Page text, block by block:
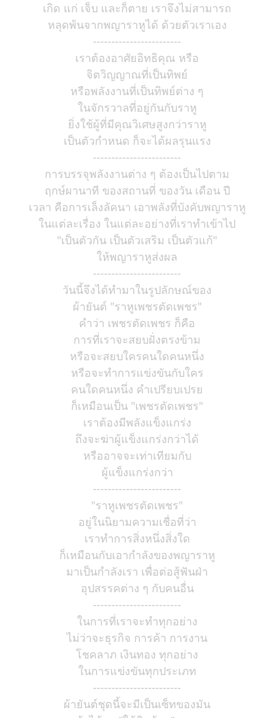
เกิด แก่ เจ็บ และก็ตาย เราจึงไม่สามารถ
หลุดพ้นจากพญาราหูได้ ด้วยตัวเราเอง
------------------------
เราต้องอาศัยอิทธิคุณ หรือ
จิตวิญญาณที่เป็นทิพย์
หรือพลังงานที่เป็นทิพย์ต่าง ๆ
ในจักรวาลที่อยู่กันกับราหู
ยิ่งใช้ผู้ที่มีคุณวิเศษสูงกว่าราหู
เป็นตัวกำหนด ก็จะได้ผลรุนแรง
------------------------
การบรรจุพลังงานต่าง ๆ ต้องเป็นไปตาม
ฤกษ์ผานาที ของสถานที่ ของวัน เดือน ปี
เวลา คือการเล็งลัคนา เอาพลังที่บังคับพญาราหู
ในแต่ละเรื่อง ในแต่ละอย่างที่เราทำเข้าไป
"เป็นตัวกัน เป็นตัวเสริม เป็นตัวแก้"
ให้พญาราหูส่งผล
------------------------
วันนี้จึงได้ทำมาในรูปลักษณ์ของ
ผ้ายันต์ "ราหูเพชรตัดเพชร"
คำว่า เพชรตัดเพชร ก็คือ
การที่เราจะสยบฝั่งตรงข้าม
หรือจะสยบใครคนใดคนหนึ่ง
หรือจะทำการแข่งขันกับใคร
คนใดคนหนึ่ง คำเปรียบเปรย
ก็เหมือนเป็น "เพชรตัดเพชร"
เราต้องมีพลังแข็งแกร่ง
ถึงจะฆ่าผู้แข็งแกร่งกว่าได้
หรืออาจจะเท่าเทียมกับ
ผู้แข็งแกร่งกว่า
------------------------
"ราหูเพชรตัดเพชร"
อยู่ในนิยามความเชื่อที่ว่า
เราทำการสิ่งหนึ่งสิ่งใด
ก็เหมือนกับเอากำลังของพญาราหู
มาเป็นกำลังเรา เพื่อต่อสู้ฟันฝ่า
อุปสรรคต่าง ๆ กับคนอื่น
------------------------
ในการที่เราจะทำทุกอย่าง
ไม่ว่าจะธุรกิจ การค้า การงาน
โชคลาภ เงินทอง ทุกอย่าง
ในการแข่งขันทุกประเภท
------------------------
ผ้ายันต์ชุดนี้จะมีเป็นเซ็ทของมัน